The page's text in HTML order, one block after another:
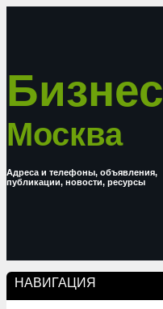
Бизнес
Москва
Адреса и телефоны, объявления,
публикации, новости, ресурсы
НАВИГАЦИЯ